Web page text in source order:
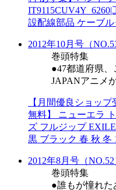
設配線部品 ケーブル
2012年10月号（
巻頭特集
●47都道府県
JAPANアニメ
【月間優良ショッ
無料】 ニューエラ
ズ フルジップ
黒 ブラック 春 秋 冬
2012年8月号（NO.52
巻頭特集
●誰もが憧れた